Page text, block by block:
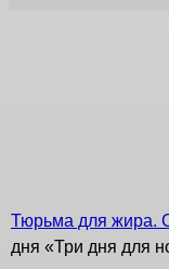
Тюрьма для жира.
дня «Три дня для